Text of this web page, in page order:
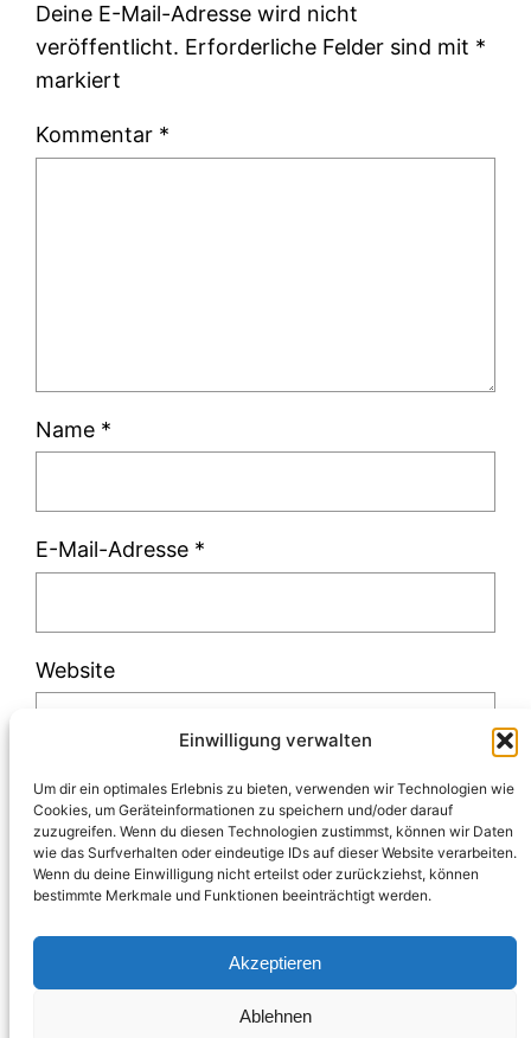
Einwilligung verwalten
Um dir ein optimales Erlebnis zu bieten, verwenden wir Technologien wie
Cookies, um Geräteinformationen zu speichern und/oder darauf
zuzugreifen. Wenn du diesen Technologien zustimmst, können wir Daten
wie das Surfverhalten oder eindeutige IDs auf dieser Website verarbeiten.
Wenn du deine Einwilligung nicht erteilst oder zurückziehst, können
bestimmte Merkmale und Funktionen beeinträchtigt werden.
Akzeptieren
Ablehnen
Deine E-Mail-Adresse wird nicht
veröffentlicht. Erforderliche Felder sind mit *
markiert
Kommentar *
Name *
E-Mail-Adresse *
Website
Diese Website verwendet Akismet, um Spam
zu reduzieren.Erfahre, wie deine
Kommentardaten verarbeitet werden.